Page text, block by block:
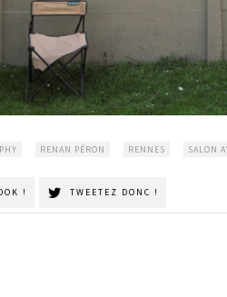
RENAN PÉRON RENNES SALON
! TWEETEZ DONC !